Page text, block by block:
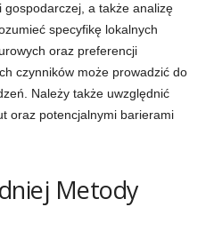
a także analizę
specyfikę lokalnych
oraz preferencji
czynników może prowadzić do
Należy także uwzględnić
oraz potencjalnymi barierami
Metody